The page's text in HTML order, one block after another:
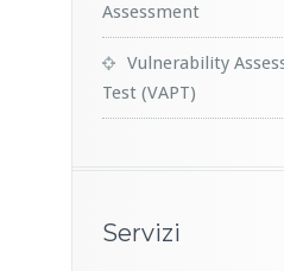
Assessment
Vulnerability
Test (VAPT)
Servizi